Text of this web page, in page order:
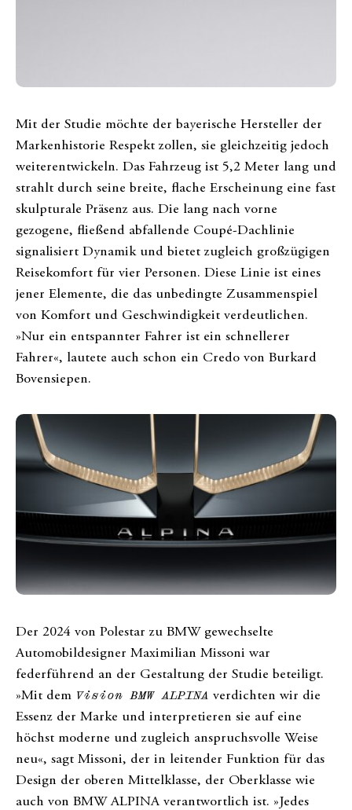
Mit der Studie möchte der bayerische Hersteller der
Markenhistorie Respekt zollen, sie gleichzeitig jedoch
weiterentwickeln. Das Fahrzeug ist 5,2 Meter lang und
strahlt durch seine breite, flache Erscheinung eine fast
skulpturale Präsenz aus. Die lang nach vorne
gezogene, fließend abfallende Coupé-Dachlinie
signalisiert Dynamik und bietet zugleich großzügigen
Reisekomfort für vier Personen. Diese Linie ist eines
jener Elemente, die das unbedingte Zusammenspiel
von Komfort und Geschwindigkeit verdeutlichen.
»Nur ein entspannter Fahrer ist ein schnellerer
Fahrer«, lautete auch schon ein Credo von Burkard
Bovensiepen.
Der 2024 von Polestar zu BMW gewechselte
Automobildesigner Maximilian Missoni war
federführend an der Gestaltung der Studie beteiligt.
»Mit dem Vision BMW ALPINA verdichten wir die
Essenz der Marke und interpretieren sie auf eine
höchst moderne und zugleich anspruchsvolle Weise
neu«, sagt Missoni, der in leitender Funktion für das
Design der oberen Mittelklasse, der Oberklasse wie
auch von BMW ALPINA verantwortlich ist. »Jedes